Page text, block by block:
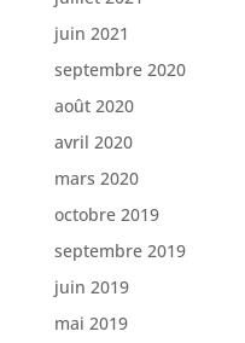
juin 2021
septembre 2020
août 2020
avril 2020
mars 2020
octobre 2019
septembre 2019
juin 2019
mai 2019